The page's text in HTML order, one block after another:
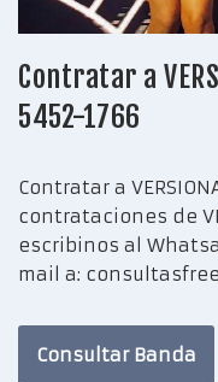
Contratar a
5452-1766
Contratar a
contrataciones de
escribinos al
mail a:
Consultar Banda